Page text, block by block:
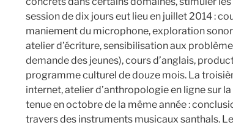
session de dix jours eut lieu en juillet 2014 :
maniement du microphone, exploration
atelier d’écriture, sensibilisation aux
demande des jeunes), cours d’anglais,
programme culturel de douze mois. La
internet, atelier d’anthropologie en ligne sur
tenue en octobre de la même année :
travers des instruments musicaux santhals.